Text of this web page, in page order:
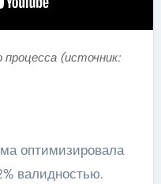
процесса (источник:
оптимизировала
валидностью.